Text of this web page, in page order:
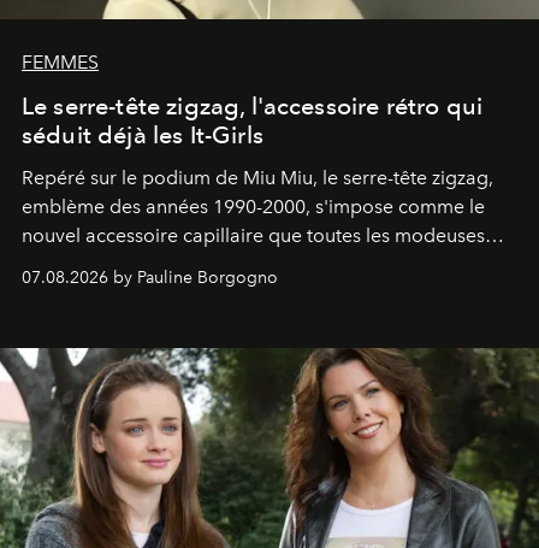
FEMMES
Le serre-tête zigzag, l'accessoire rétro qui
séduit déjà les It-Girls
Repéré sur le podium de Miu Miu, le serre-tête zigzag,
emblème des années 1990-2000, s'impose comme le
nouvel accessoire capillaire que toutes les modeuses
s'arrachent déjà.
07.08.2026 by Pauline Borgogno